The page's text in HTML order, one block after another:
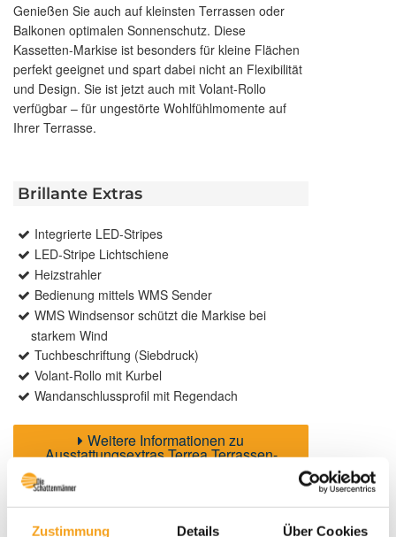
Zustimmung Details Über Cookies
Genießen Sie auch auf kleinsten Terrassen oder
Balkonen optimalen Sonnenschutz. Diese
Kassetten-Markise ist besonders für kleine Flächen
perfekt geeignet und spart dabei nicht an Flexibilität
und Design. Sie ist jetzt auch mit Volant-Rollo
verfügbar – für ungestörte Wohlfühlmomente auf
Ihrer Terrasse.
Brillante Extras
Integrierte LED-Stripes
LED-Stripe Lichtschiene
Heizstrahler
Bedienung mittels WMS Sender
WMS Windsensor schützt die Markise bei
starkem Wind
Tuchbeschriftung (Siebdruck)
Volant-Rollo mit Kurbel
Wandanschlussprofil mit Regendach
Weitere Informationen zu
Ausstattungsextras Terrea Terrassen-